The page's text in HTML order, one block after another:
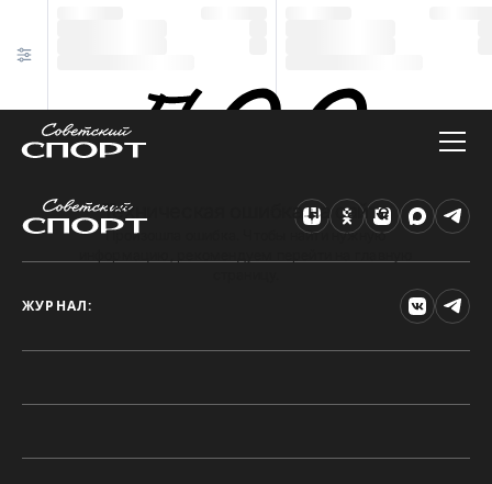
Техническая ошибка на сайте
Произошла ошибка. Чтобы найти нужную
ЖУРНАЛ: